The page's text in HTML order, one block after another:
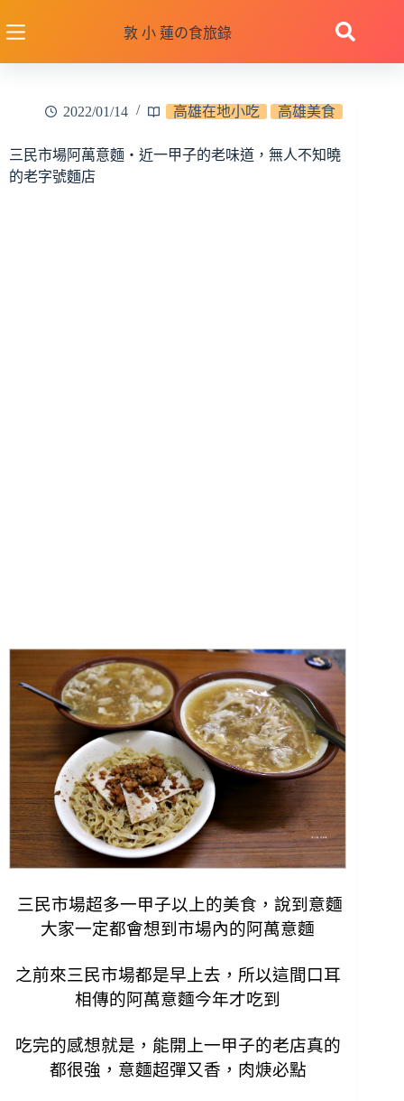
至
敦 小 蓮の食旅錄
2022/01/14 高雄在地小吃 高雄美食
三民市場阿萬意麵‧近一甲子的老味道，無人不知曉
的老字號麵店
三民市場超多一甲子以上的美食，說到意麵
大家一定都會想到市場內的阿萬意麵
之前來三民市場都是早上去，所以這間口耳
相傳的阿萬意麵今年才吃到
吃完的感想就是，能開上一甲子的老店真的
都很強，意麵超彈又香，肉焿必點